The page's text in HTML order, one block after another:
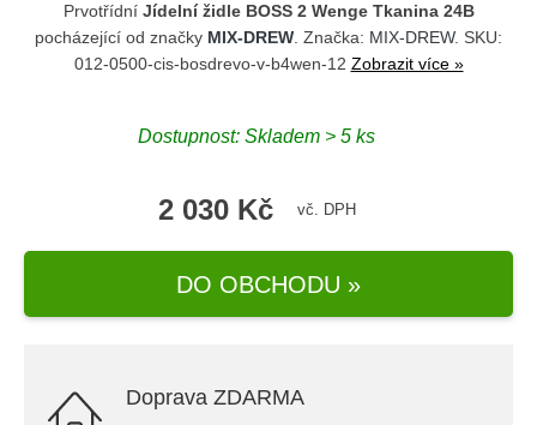
Prvotřídní Jídelní židle BOSS 2 Wenge Tkanina 24B
pocházející od značky MIX-DREW . Značka: MIX-DREW. SKU:
012-0500-cis-bosdrevo-v-b4wen-12 Zobrazit více »
Dostupnost: Skladem > 5 ks
2 030 Kč vč. DPH
DO OBCHODU »
Doprava ZDARMA